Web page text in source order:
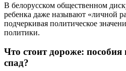
В белорусском общественном
ребенка даже называют «личной
подчеркивая политическое
политики.
Что стоит дороже:
спад?